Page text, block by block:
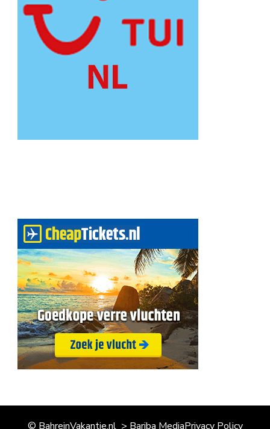
© BahreinVakantie.nl > Bariba MediaPrivacy Policy